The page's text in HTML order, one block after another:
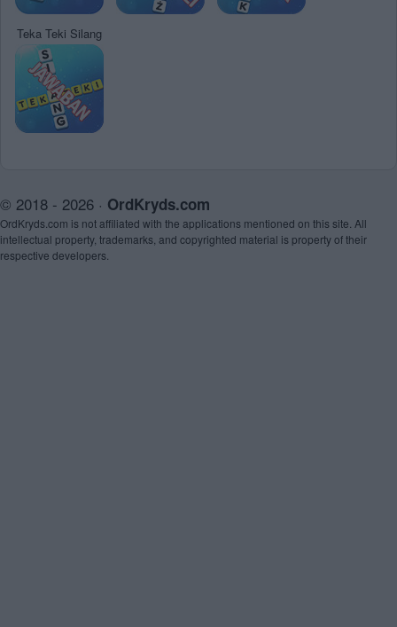
Teka Teki Silang
© 2018 - 2026 · OrdKryds.com
OrdKryds.com is not affiliated with the applications mentioned on this site. All
intellectual property, trademarks, and copyrighted material is property of their
respective developers.